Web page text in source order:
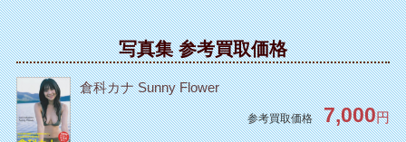
写真集 参考買取価格
倉科カナ Sunny Flower
参考買取価格 7,000円